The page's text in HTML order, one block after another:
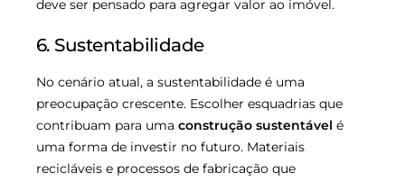
deve ser pensado para agregar valor ao imóvel.
6. Sustentabilidade
No cenário atual, a sustentabilidade é uma
preocupação crescente. Escolher esquadrias que
contribuam para uma construção sustentável é
uma forma de investir no futuro. Materiais
recicláveis e processos de fabricação que